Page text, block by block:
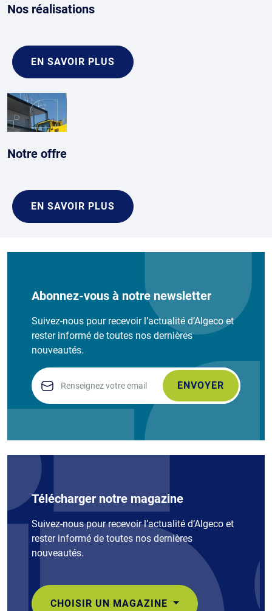
Nos réalisations
EN SAVOIR PLUS
Notre offre
EN SAVOIR PLUS
Abonnez-vous à notre newsletter
Suivez-nous pour recevoir l’actualité d’Algeco et
rester informé de toutes nos dernières
nouveautés.
Télécharger notre magazine
Suivez-nous pour recevoir l’actualité d’Algeco et
rester informé de toutes nos dernières
nouveautés.
CHOISIR UN MAGAZINE